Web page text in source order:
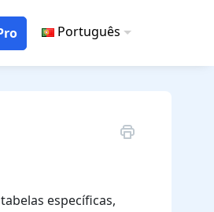
Português
específicas,